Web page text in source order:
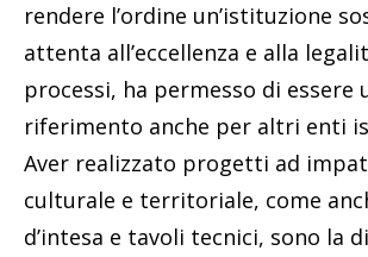
rendere l’ordine un’istituzione
attenta all’eccellenza e alla
processi, ha permesso di essere
riferimento anche per altri enti
Aver realizzato progetti ad
culturale e territoriale, come
d’intesa e tavoli tecnici, sono la